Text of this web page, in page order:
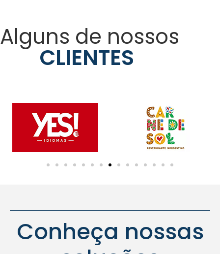
Alguns de nossos
CLIENTES
Conheça nossas